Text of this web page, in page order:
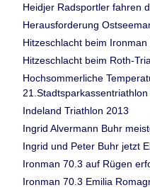
Heidjer Radsportler fahren
Herausforderung
Hitzeschlacht beim
Hitzeschlacht beim Roth-
Hochsommerliche
Indeland Triathlon 2013
Ingrid Alvermann Buhr
Ingrid und Peter Buhr jetzt
Ironman 70.3 auf Rügen
Ironman 70.3 Emilia